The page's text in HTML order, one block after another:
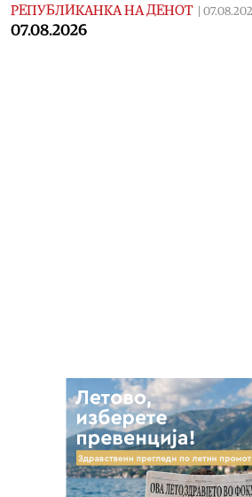
РЕПУБЛИКАНКА НА ДЕНОТ |
07.08.2026